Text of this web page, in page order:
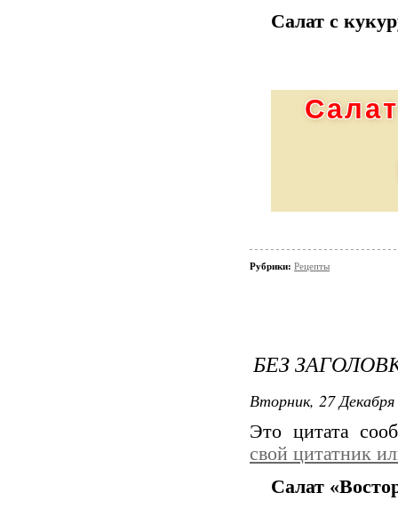
Салат с
Рубрики: Рецепты
БЕЗ
Вторник, 27
Это цитата
свой цитатник
Салат